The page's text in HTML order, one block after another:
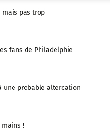
mais pas trop
fans de Philadelphie
une probable altercation
mains !